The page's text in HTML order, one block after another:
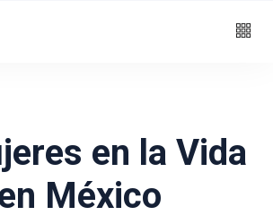
en la Vida
México